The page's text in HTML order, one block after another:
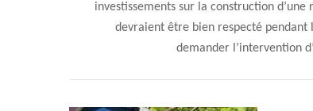
investissements sur la construction
devraient être bien respecté pendant
demander l’intervention